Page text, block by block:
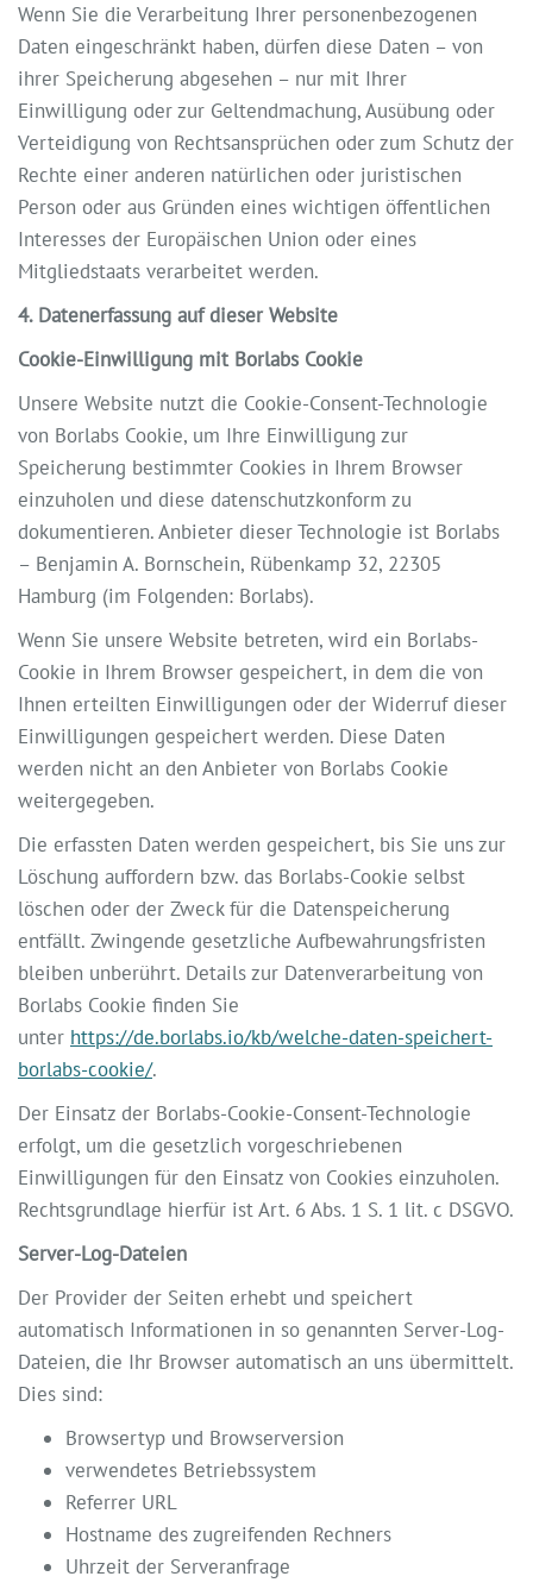
Wenn Sie die Verarbeitung Ihrer personenbezogenen
Daten eingeschränkt haben, dürfen diese Daten – von
ihrer Speicherung abgesehen – nur mit Ihrer
Einwilligung oder zur Geltendmachung, Ausübung oder
Verteidigung von Rechtsansprüchen oder zum Schutz der
Rechte einer anderen natürlichen oder juristischen
Person oder aus Gründen eines wichtigen öffentlichen
Interesses der Europäischen Union oder eines
Mitgliedstaats verarbeitet werden.
4. Datenerfassung auf dieser Website
Cookie-Einwilligung mit Borlabs Cookie
Unsere Website nutzt die Cookie-Consent-Technologie
von Borlabs Cookie, um Ihre Einwilligung zur
Speicherung bestimmter Cookies in Ihrem Browser
einzuholen und diese datenschutzkonform zu
dokumentieren. Anbieter dieser Technologie ist Borlabs
– Benjamin A. Bornschein, Rübenkamp 32, 22305
Hamburg (im Folgenden: Borlabs).
Wenn Sie unsere Website betreten, wird ein Borlabs-
Cookie in Ihrem Browser gespeichert, in dem die von
Ihnen erteilten Einwilligungen oder der Widerruf dieser
Einwilligungen gespeichert werden. Diese Daten
werden nicht an den Anbieter von Borlabs Cookie
weitergegeben.
Die erfassten Daten werden gespeichert, bis Sie uns zur
Löschung auffordern bzw. das Borlabs-Cookie selbst
löschen oder der Zweck für die Datenspeicherung
entfällt. Zwingende gesetzliche Aufbewahrungsfristen
bleiben unberührt. Details zur Datenverarbeitung von
Borlabs Cookie finden Sie
unter https://de.borlabs.io/kb/welche-daten-speichert-
borlabs-cookie/.
Der Einsatz der Borlabs-Cookie-Consent-Technologie
erfolgt, um die gesetzlich vorgeschriebenen
Einwilligungen für den Einsatz von Cookies einzuholen.
Rechtsgrundlage hierfür ist Art. 6 Abs. 1 S. 1 lit. c DSGVO.
Server-Log-Dateien
Der Provider der Seiten erhebt und speichert
automatisch Informationen in so genannten Server-Log-
Dateien, die Ihr Browser automatisch an uns übermittelt.
Dies sind:
Browsertyp und Browserversion
verwendetes Betriebssystem
Referrer URL
Hostname des zugreifenden Rechners
Uhrzeit der Serveranfrage